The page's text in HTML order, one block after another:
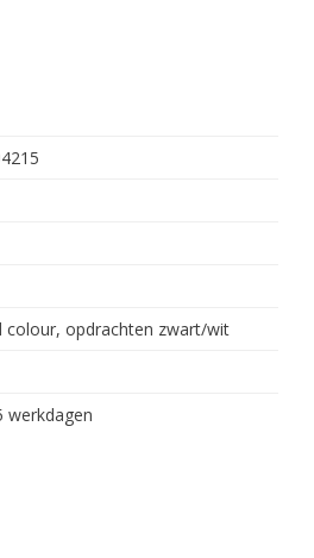
colour, opdrachten zwart/wit
werkdagen